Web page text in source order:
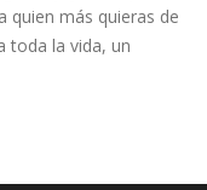
quien más quieras de
toda la vida, un